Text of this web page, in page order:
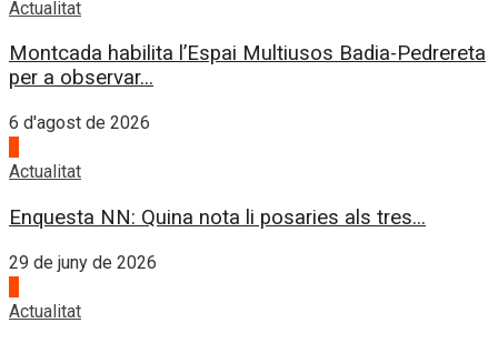
Actualitat
Montcada habilita l’Espai Multiusos Badia-Pedrereta
per a observar...
6 d'agost de 2026
Actualitat
Enquesta NN: Quina nota li posaries als tres...
29 de juny de 2026
Actualitat